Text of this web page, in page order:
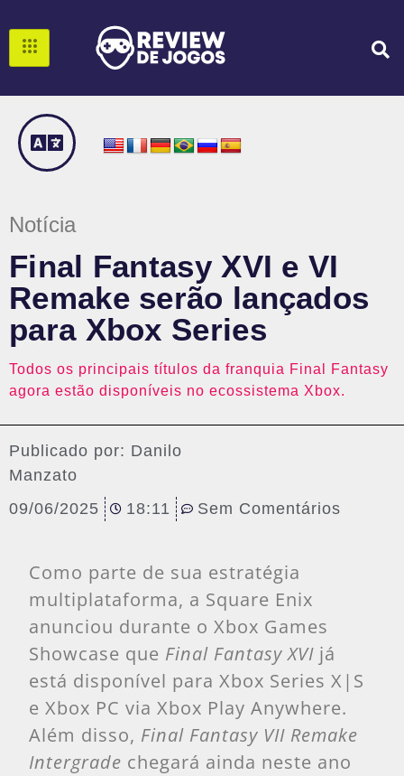
Notícia
Final Fantasy XVI e VI
Remake serão lançados
para Xbox Series
Todos os principais títulos da franquia Final Fantasy
agora estão disponíveis no ecossistema Xbox.
Publicado por: Danilo
Manzato
09/06/2025
18:11 Sem Comentários
Como parte de sua estratégia
multiplataforma, a Square Enix
anunciou durante o Xbox Games
Showcase que Final Fantasy XVI já
está disponível para Xbox Series X|S
e Xbox PC via Xbox Play Anywhere.
Além disso, Final Fantasy VII Remake
Intergrade chegará ainda neste ano